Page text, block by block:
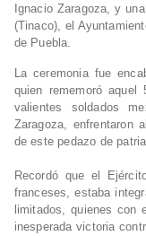
Ignacio Zaragoza, y
(Tinaco), el
de Puebla.
La ceremonia fue
quien rememoró
valientes soldados
Zaragoza, enfrentaron
de este pedazo de
Recordó que el
franceses, estaba
limitados, quienes con
inesperada victoria